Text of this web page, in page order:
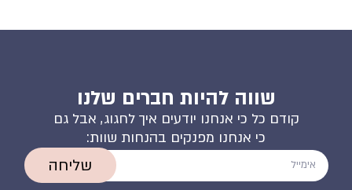
שווה להיות חברים שלנו
קודם כל כי אנחנו יודעים איך לחגוג, אבל גם
כי אנחנו מפנקים בהנחות שוות:
שליחה